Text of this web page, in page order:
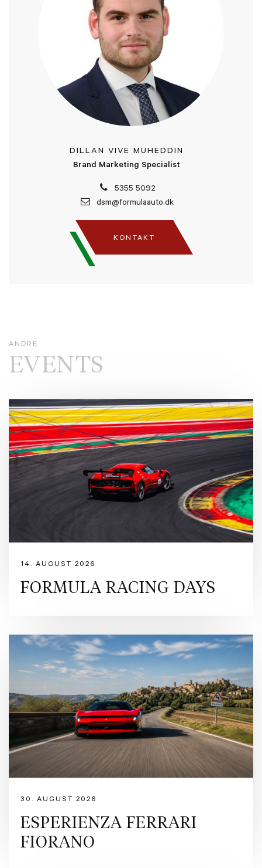
DILLAN VIVE MUHEDDIN
Brand Marketing Specialist
5355 5092
dsm@formulaauto.dk
KONTAKT
ANDRE
EVENTS
14. AUGUST 2026
FORMULA RACING DAYS
30. AUGUST 2026
ESPERIENZA FERRARI
FIORANO